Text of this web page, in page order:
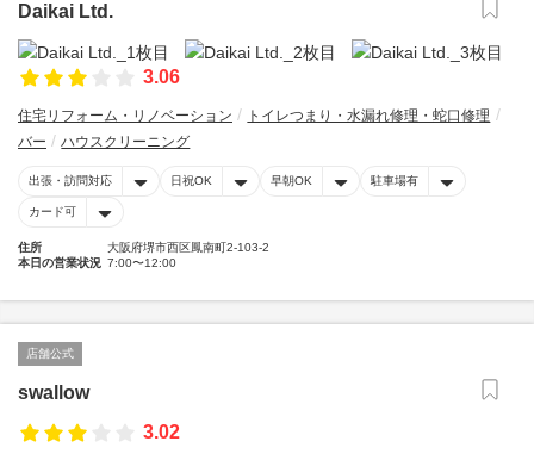
Daikai Ltd.
3.06
住宅リフォーム・リノベーション
トイレつまり・水漏れ修理・蛇口修理
バー
ハウスクリーニング
出張・訪問対応 日祝OK 早朝OK 駐車場有
カード可
住所
大阪府堺市西区鳳南町2-103-2
本日の営業状況 7:00〜12:00
店舗公式
swallow
3.02